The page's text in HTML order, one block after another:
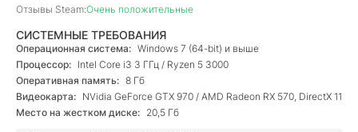
Отзывы Steam:Очень положительные
СИСТЕМНЫЕ ТРЕБОВАНИЯ
Операционная система: Windows 7 (64-bit) и выше
Процессор: Intel Core i3 3 ГГц / Ryzen 5 3000
Оперативная память: 8 Гб
Видеокарта: NVidia GeForce GTX 970 / AMD Radeon RX 570, DirectX 11
Место на жестком диске: 20,5 Гб